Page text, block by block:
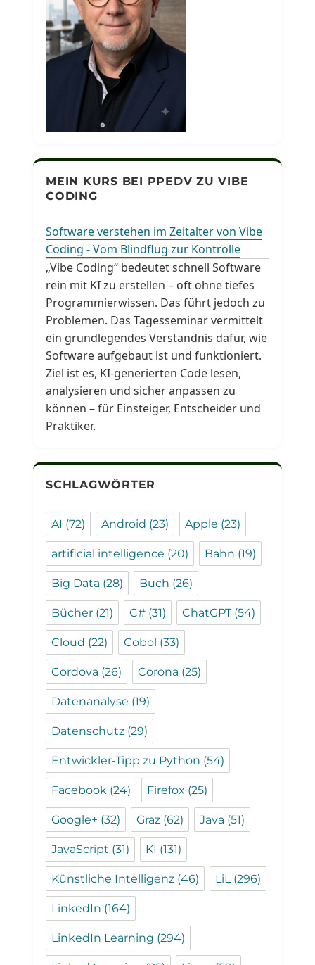
MEIN KURS BEI PPEDV ZU VIBE
CODING
Software verstehen im Zeitalter von Vibe
Coding - Vom Blindflug zur Kontrolle
„Vibe Coding“ bedeutet schnell Software
rein mit KI zu erstellen – oft ohne tiefes
Programmierwissen. Das führt jedoch zu
Problemen. Das Tagesseminar vermittelt
ein grundlegendes Verständnis dafür, wie
Software aufgebaut ist und funktioniert.
Ziel ist es, KI-generierten Code lesen,
analysieren und sicher anpassen zu
können – für Einsteiger, Entscheider und
Praktiker.
SCHLAGWÖRTER
AI (72) Android (23) Apple (23)
artificial intelligence (20) Bahn (19)
Big Data (28) Buch (26)
Bücher (21) C# (31) ChatGPT(54)
Cloud (22) Cobol (33)
Cordova (26) Corona (25)
Datenanalyse (19)
Datenschutz (29)
Entwickler-Tipp zu Python (54)
Facebook (24) Firefox (25)
Google+ (32) Graz (62) Java (51)
JavaScript (31) KI (131)
Künstliche Intelligenz (46) LiL (296)
LinkedIn (164)
LinkedIn Learning (294)